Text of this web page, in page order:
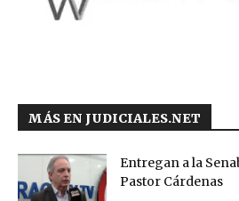
MÁS EN JUDICIALES.NET
Entregan a la
Pastor Cárdenas